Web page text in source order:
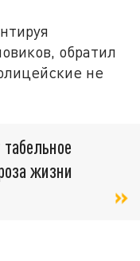
обратил
не
жизни